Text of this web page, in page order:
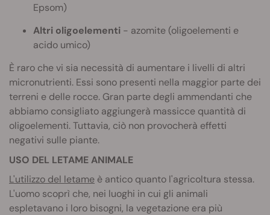
Epsom)
Altri oligoelementi - azomite (oligoelementi e
acido umico)
È raro che vi sia necessità di aumentare i livelli di altri
micronutrienti. Essi sono presenti nella maggior parte dei
terreni e delle rocce. Gran parte degli ammendanti che
abbiamo consigliato aggiungerà massicce quantità di
oligoelementi. Tuttavia, ciò non provocherà effetti
negativi sulle piante.
USO DEL LETAME ANIMALE
L'utilizzo del letame è antico quanto l'agricoltura stessa.
L'uomo scoprì che, nei luoghi in cui gli animali
espletavano i loro bisogni, la vegetazione era più